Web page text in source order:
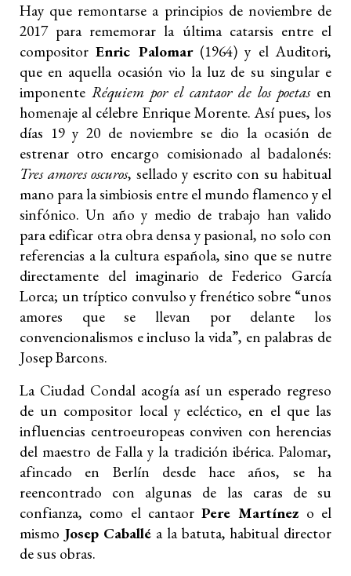
Hay que remontarse a principios de noviembre de
2017 para rememorar la última catarsis entre el
compositorEnric Palomar(1964) y el Auditori,
que en aquella ocasión vio la luz de su singular e
imponente Réquiem por el cantaor de los poetasen
homenaje al célebre Enrique Morente. Así pues, los
días 19 y 20 de noviembre se dio la ocasión de
estrenar otro encargo comisionado al badalonés:
Tres amores oscuros, sellado y escrito con su habitual
mano para la simbiosis entre el mundo flamenco y el
sinfónico. Un año y medio de trabajo han valido
para edificar otra obra densa y pasional, no solo con
referencias a la cultura española, sino que se nutre
directamente del imaginario de Federico García
Lorca; un tríptico convulso y frenético sobre “unos
amores que se llevan por delante los
convencionalismos e incluso la vida”, en palabras de
Josep Barcons.
La Ciudad Condal acogía así un esperado regreso
de un compositor local y ecléctico, en el que las
influencias centroeuropeas conviven con herencias
del maestro de Falla y la tradición ibérica. Palomar,
afincado en Berlín desde hace años, se ha
reencontrado con algunas de las caras de su
confianza, como el cantaorPere Martínez o el
mismo Josep Caballé a la batuta, habitual director
de sus obras.